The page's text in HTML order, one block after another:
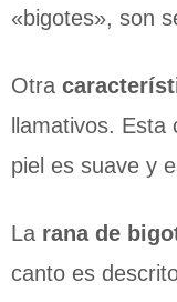
«bigotes», son
Otra
llamativos.
piel es suave y
La rana de
canto es